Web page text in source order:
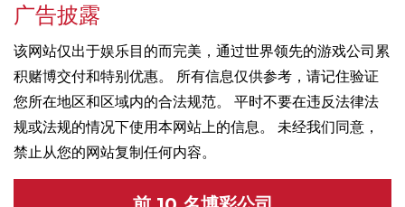
广告披露
该网站仅出于娱乐目的而完美，通过世界领先的游戏公司累
积赌博交付和特别优惠。 所有信息仅供参考，请记住验证
您所在地区和区域内的合法规范。 平时不要在违反法律法
规或法规的情况下使用本网站上的信息。 未经我们同意，
禁止从您的网站复制任何内容。